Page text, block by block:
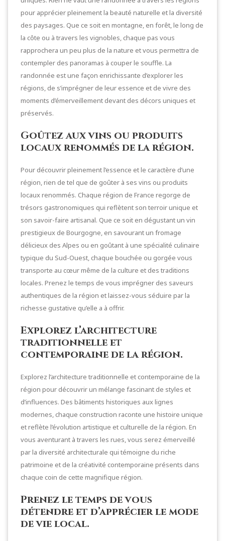
pour apprécier pleinement la beauté naturelle et la diversité
des paysages. Que ce soit en montagne, en forêt, le long de
la côte ou à travers les vignobles, chaque pas vous
rapprochera un peu plus de la nature et vous permettra de
contempler des panoramas à couper le souffle. La
randonnée est une façon enrichissante d’explorer les
régions, de s’imprégner de leur essence et de vivre des
moments d’émerveillement devant des décors uniques et
préservés.
Goûtez aux vins ou produits
locaux renommés de la région.
Pour découvrir pleinement l’essence et le caractère d’une
région, rien de tel que de goûter à ses vins ou produits
locaux renommés. Chaque région de France regorge de
trésors gastronomiques qui reflètent son terroir unique et
son savoir-faire artisanal. Que ce soit en dégustant un vin
prestigieux de Bourgogne, en savourant un fromage
délicieux des Alpes ou en goûtant à une spécialité culinaire
typique du Sud-Ouest, chaque bouchée ou gorgée vous
transporte au cœur même de la culture et des traditions
locales. Prenez le temps de vous imprégner des saveurs
authentiques de la région et laissez-vous séduire par la
richesse gustative qu’elle a à offrir.
Explorez l’architecture
traditionnelle et
contemporaine de la région.
Explorez l’architecture traditionnelle et contemporaine de la
région pour découvrir un mélange fascinant de styles et
d’influences. Des bâtiments historiques aux lignes
modernes, chaque construction raconte une histoire unique
et reflète l’évolution artistique et culturelle de la région. En
vous aventurant à travers les rues, vous serez émerveillé
par la diversité architecturale qui témoigne du riche
patrimoine et de la créativité contemporaine présents dans
chaque coin de cette magnifique région.
Prenez le temps de vous
détendre et d’apprécier le mode
de vie local.